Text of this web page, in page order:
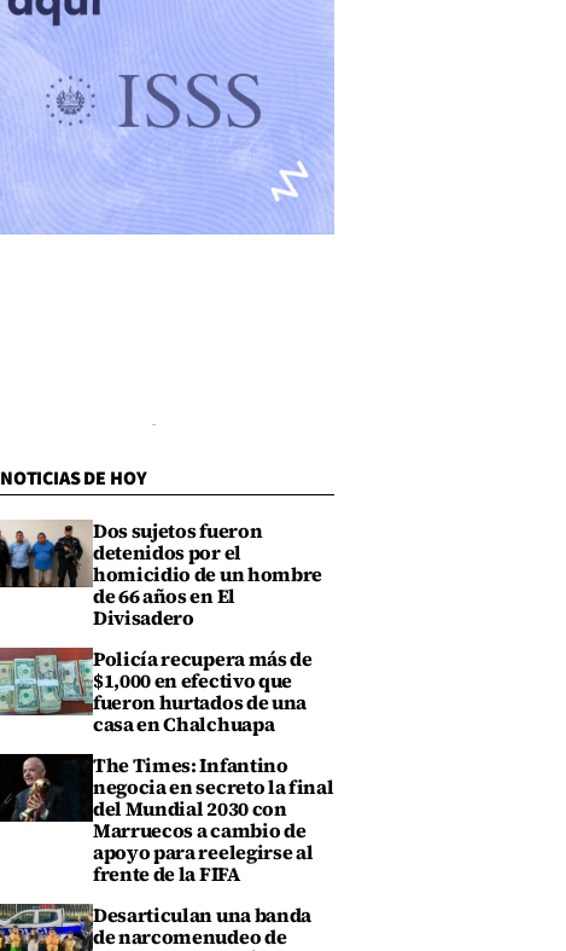
NOTICIAS DE HOY
Dos sujetos fueron
detenidos por el
homicidio de un hombre
de 66 años en El
Divisadero
Policía recupera más de
$1,000 en efectivo que
fueron hurtados de una
casa en Chalchuapa
The Times: Infantino
negocia en secreto la final
del Mundial 2030 con
Marruecos a cambio de
apoyo para reelegirse al
frente de la FIFA
Desarticulan una banda
de narcomenudeo de